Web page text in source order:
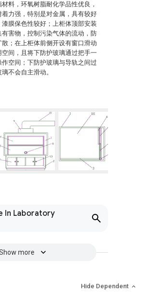
料，环氧树脂耐化学品性优良，
力强，特别是对金属，具有较好
膜保色性较好；上柜体顶部安装
害物，控制污染气体的流动，防
；在上柜体前侧开设有窗口滑动
间，且将下防护玻璃通过把手一
空间；下防护玻璃与导轨之间过
不会自主滑动。
In Laboratory
more
Hide Dependent